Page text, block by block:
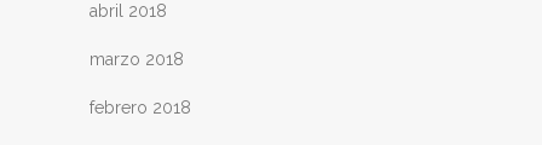
abril 2018
marzo 2018
febrero 2018